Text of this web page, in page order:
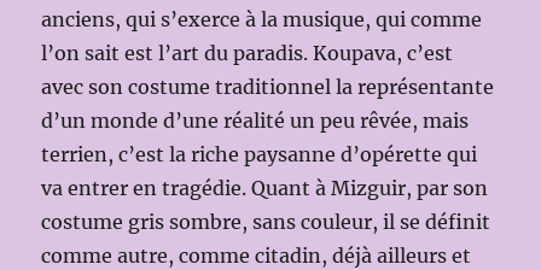
anciens, qui s’exerce à la musique, qui comme
l’on sait est l’art du paradis. Koupava, c’est
avec son costume traditionnel la représentante
d’un monde d’une réalité un peu rêvée, mais
terrien, c’est la riche paysanne d’opérette qui
va entrer en tragédie. Quant à Mizguir, par son
costume gris sombre, sans couleur, il se définit
comme autre, comme citadin, déjà ailleurs et